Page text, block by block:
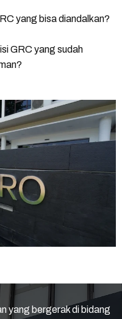
yang bisa diandalkan?
GRC yang sudah
yang bergerak di bidang